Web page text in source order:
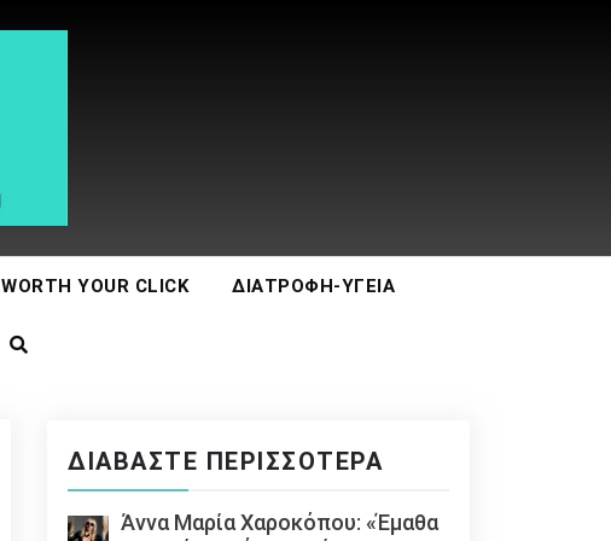
WORTH YOUR CLICK ΔΙΑΤΡΟΦΉ-ΥΓΕΊΑ
ΔΙΑΒΆΣΤΕ ΠΕΡΙΣΣΌΤΕΡΑ
Άννα Μαρία Χαροκόπου: «Έμαθα